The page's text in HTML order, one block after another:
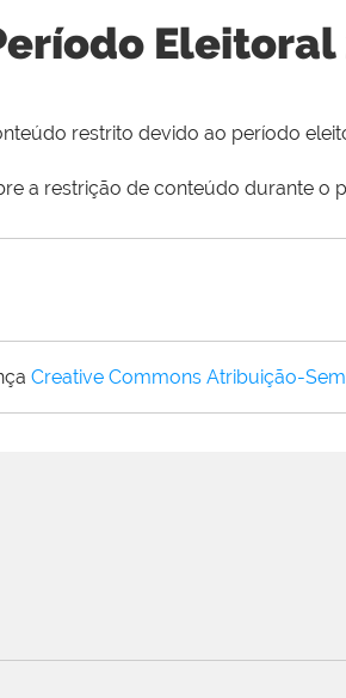
Eleitoral
restrito devido ao período
a restrição de conteúdo durante o
Creative Commons Atribuição-